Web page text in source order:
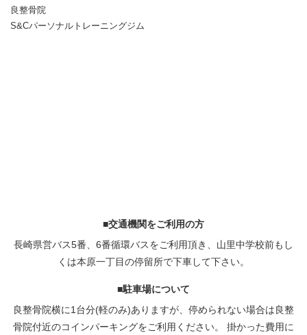
良整骨院
S&Cパーソナルトレーニングジム
■交通機関をご利用の方
長崎県営バス5番、6番循環バスをご利用頂き、山里中学校前もし
くは本原一丁目の停留所で下車して下さい。
■駐車場について
良整骨院横に1台分(軽のみ)ありますが、停められない場合は良整
骨院付近のコインパーキングをご利用ください。 掛かった費用に